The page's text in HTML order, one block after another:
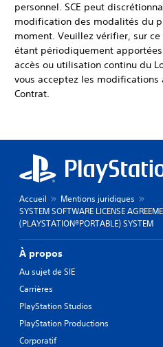
personnel. SCE peut
modification des modalités du
moment. Veuillez vérifier, sur
étant périodiquement
accès ou utilisation continu du
vous acceptez les
Contrat.
Accueil
Mentions juridiques
SYSTEM SOFTWARE LICENSE
(PLAYSTATION®PORTABLE) SYSTEM
À propos
Au sujet de SIE
Carrières
PlayStation Studios
PlayStation Productions
Corporatif